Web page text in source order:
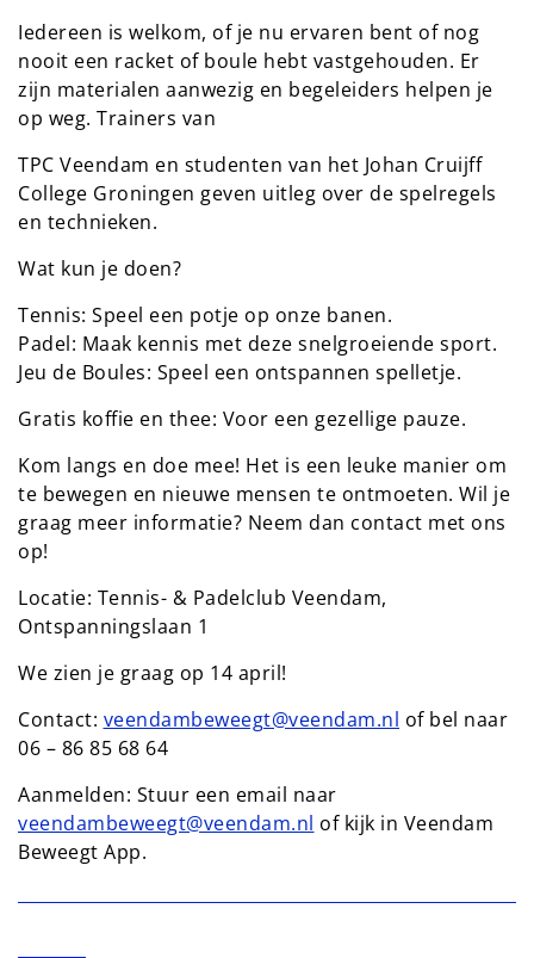
Iedereen is welkom, of je nu ervaren bent of nog
nooit een racket of boule hebt vastgehouden. Er
zijn materialen aanwezig en begeleiders helpen je
op weg. Trainers van
TPC Veendam en studenten van het Johan Cruijff
College Groningen geven uitleg over de spelregels
en technieken.
Wat kun je doen?
Tennis: Speel een potje op onze banen.
Padel: Maak kennis met deze snelgroeiende sport.
Jeu de Boules: Speel een ontspannen spelletje.
Gratis koffie en thee: Voor een gezellige pauze.
Kom langs en doe mee! Het is een leuke manier om
te bewegen en nieuwe mensen te ontmoeten. Wil je
graag meer informatie? Neem dan contact met ons
op!
Locatie: Tennis- & Padelclub Veendam,
Ontspanningslaan 1
We zien je graag op 14 april!
Contact: veendambeweegt@veendam.nl of bel naar
06 – 86 85 68 64
Aanmelden: Stuur een email naar
veendambeweegt@veendam.nl of kijk in Veendam
Beweegt App.